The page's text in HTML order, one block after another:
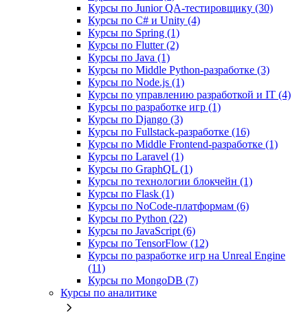
Курсы по Junior QA-тестировщику (30)
Курсы по C# и Unity (4)
Курсы по Spring (1)
Курсы по Flutter (2)
Курсы по Java (1)
Курсы по Middle Python-разработке (3)
Курсы по Node.js (1)
Курсы по управлению разработкой и IT (4)
Курсы по разработке игр (1)
Курсы по Django (3)
Курсы по Fullstack‑разработке (16)
Курсы по Middle Frontend-разработке (1)
Курсы по Laravel (1)
Курсы по GraphQL (1)
Курсы по технологии блокчейн (1)
Курсы по Flask (1)
Курсы по NoCode‑платформам (6)
Курсы по Python (22)
Курсы по JavaScript (6)
Курсы по TensorFlow (12)
Курсы по разработке игр на Unreal Engine
(11)
Курсы по MongoDB (7)
Курсы по аналитике